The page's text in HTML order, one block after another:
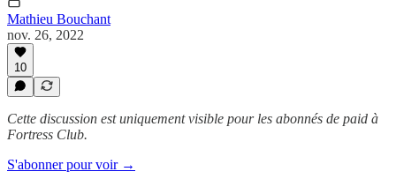
Mathieu Bouchant
nov. 26, 2022
10
Cette discussion est uniquement visible pour les abonnés de paid à
Fortress Club.
S'abonner pour voir →